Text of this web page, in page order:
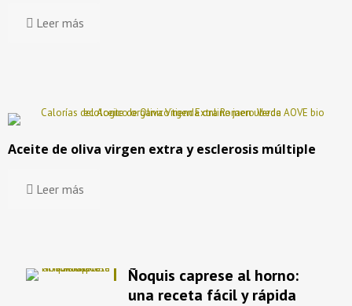
Leer más
Aceite de oliva virgen extra y esclerosis múltiple
Leer más
Ñoquis caprese al horno:
una receta fácil y rápida